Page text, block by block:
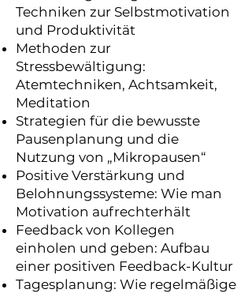
Techniken zur Selbstmotivation
und Produktivität
Methoden zur
Stressbewältigung:
Atemtechniken, Achtsamkeit,
Meditation
Strategien für die bewusste
Pausenplanung und die
Nutzung von „Mikropausen“
Positive Verstärkung und
Belohnungssysteme: Wie man
Motivation aufrechterhält
Feedback von Kollegen
einholen und geben: Aufbau
einer positiven Feedback-Kultur
Tagesplanung: Wie regelmäßige